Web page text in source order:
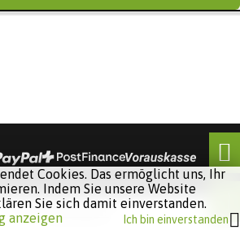
Software:
Cookies. Das ermöglicht uns, Ihr
Indem Sie unsere Website
Sie sich damit einverstanden.
anzeigen
Ich bin einverstanden